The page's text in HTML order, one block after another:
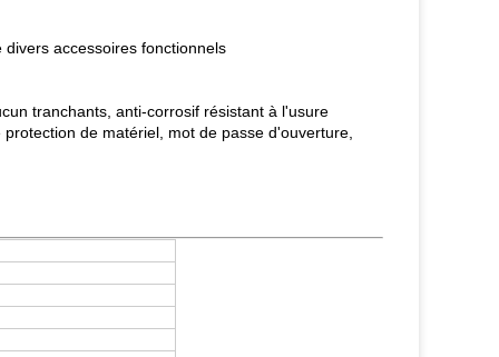
accessoires fonctionnels
tranchants, anti-corrosif résistant à l'usure
de matériel, mot de passe d'ouverture,